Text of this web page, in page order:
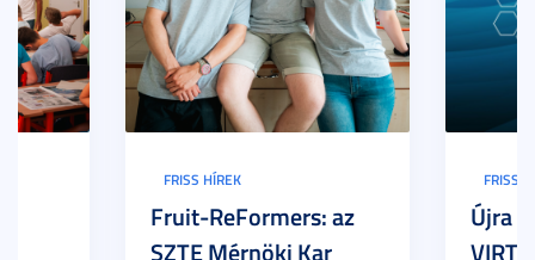
FRISS HÍREK
Fruit-ReFormers: az
SZTE Mérnöki Kar
FRISS
Újra